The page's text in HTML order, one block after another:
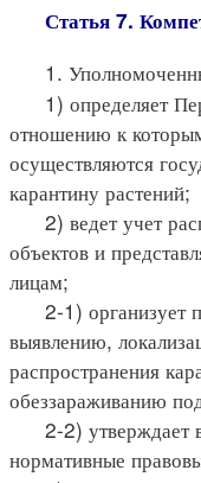
Статья 7.
1.
1) определяет
отношению к
осуществляются
карантину растений;
2) ведет учет
объектов и
лицам;
2-1) организует
выявлению,
распространения
обеззараживанию
2-2) утверждает в
нормативные